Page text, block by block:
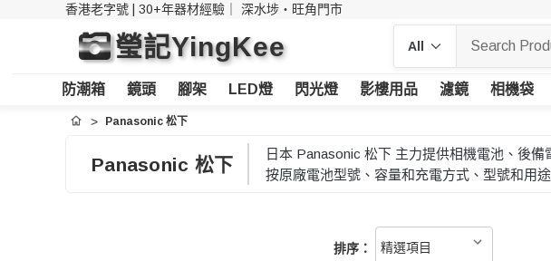
香港老字號 | 30+年器材經驗｜ 深水埗・旺角門市
瑩記YingKee
防潮箱 鏡頭 腳架 LED燈 閃光燈 影樓用品 濾鏡 相機袋
首頁 Panasonic 松下
Panasonic 松下
日本 Panasonic 松下 主力提供相機電池、後
按原廠電池型號、容量和充電方式、型號和用途
排序：